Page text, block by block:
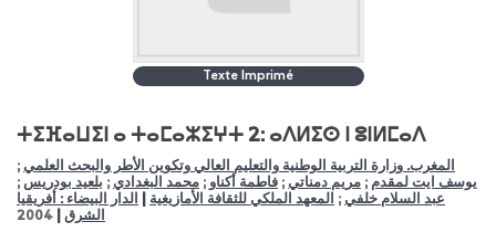
Texte Imprimé
ⵜⵉⴼⴰⵡⵉⵏ ⴰ ⵜⴰⵎⴰⵣⵉⵖⵜ 2: ⴰⴷⵍⵉⵙ ⵏ ⵓⵏⵍⵎⴰⴷ
المغرب. وزارة التربية الوطنية والتعليم العالي وتكوين الأطر والبحث العلمي ;
يوسف ايت لمقدم ; مريم دمناتي ; فاطمة أكناو ; محمد البغدادي ; بلعيد بودريس ;
عبد السلام خلفي ; المعهد الملكي للثقافة الأمازيغية
الدار البيضاء : أفريقيا
الشرق
2004